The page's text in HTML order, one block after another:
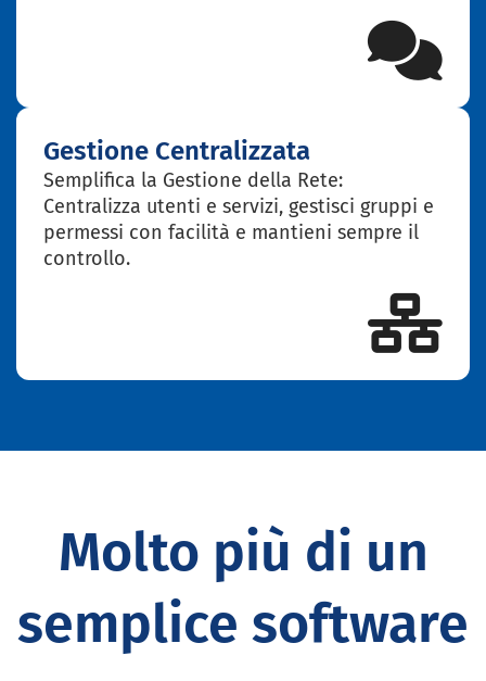
Gestione Centralizzata
Semplifica la Gestione della Rete:
Centralizza utenti e servizi, gestisci gruppi e
permessi con facilità e mantieni sempre il
controllo.
Molto più di un
semplice software